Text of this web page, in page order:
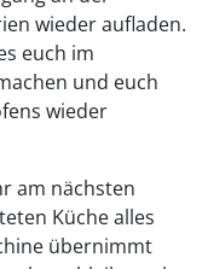
wieder aufladen.
euch im
und euch
wieder
am nächsten
Küche alles
übernimmt